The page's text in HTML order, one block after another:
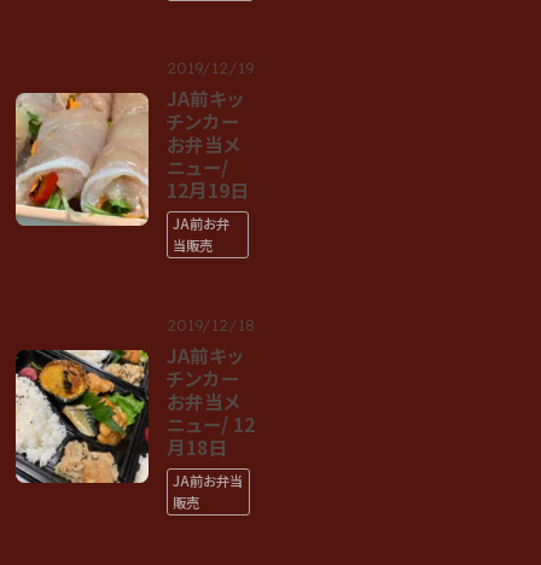
2019/12/19
JA前キッ
チンカー
お弁当メ
ニュー/
12月19日
JA前お弁
当販売
2019/12/18
JA前キッ
チンカー
お弁当メ
ニュー/ 12
月18日
JA前お弁当
販売